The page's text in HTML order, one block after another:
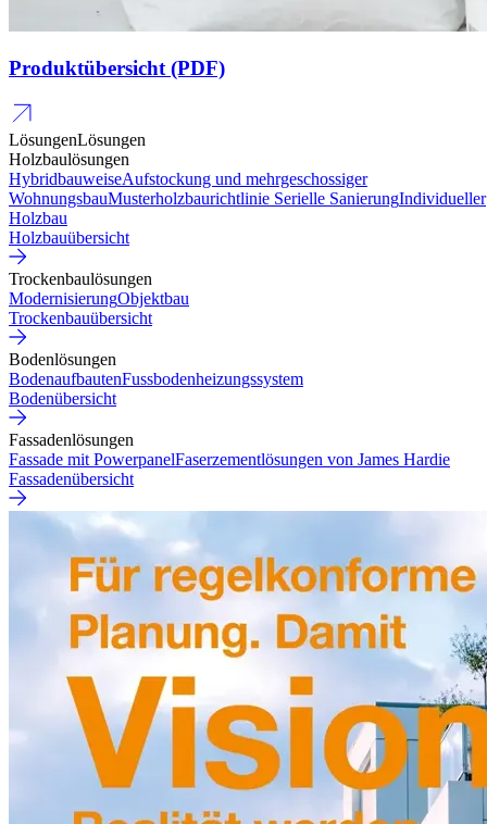
Produktübersicht (PDF)
LösungenLösungen
Holzbaulösungen
HybridbauweiseAufstockung und mehrgeschossiger
WohnungsbauMusterholzbaurichtlinie Serielle SanierungIndividueller
Holzbau
Holzbauübersicht
Trockenbaulösungen
ModernisierungObjektbau
Trockenbauübersicht
Bodenlösungen
BodenaufbautenFussbodenheizungssystem
Bodenübersicht
Fassadenlösungen
Fassade mit PowerpanelFaserzementlösungen von James Hardie
Fassadenübersicht